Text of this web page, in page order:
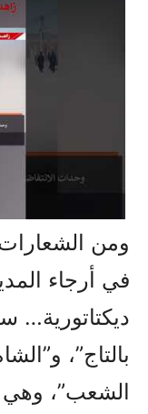
ومن
في أرجاء
ديكتاتورية…
بالتاج”،
الشعب”،